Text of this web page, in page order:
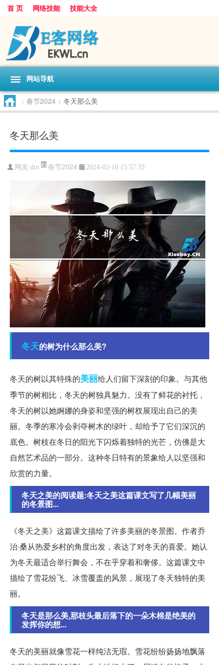
首 页 网络技能 技能大全
网站导航
> 春节2024 > 冬天那么美
冬天那么美
网友:dtn 春节2024 2024-02-10 15:57:33
冬天的树为什么那么美?
冬天的树以其特殊的美丽给人们留下深刻的印象。与其他
季节的树相比，冬天的树独具魅力。没有了鲜花的衬托，
冬天的树以她婀娜的身姿和坚强的树杈展现出自己的美
丽。冬季的寒冷会剥夺树木的绿叶，却给予了它们深沉的
底色。树枝在冬日的阳光下闪烁着独特的光芒，仿佛是大
自然艺术品的一部分。这种冬日特有的景象给人以坚强和
欣赏的力量。
冬天之美的阅读题:冬天之美这篇课文写了几幅美丽
的冬景图...
《冬天之美》这篇课文描绘了许多美丽的冬景图。作者乔
治·桑从热爱乡村的角度出发，表达了对冬天的喜爱。她认
为冬天最适合举行舞会，不在乎穿着和奢侈。这篇课文中
描绘了雪花纷飞、冰雪覆盖的风景，展现了冬天独特的美
丽。
冬天是那么美,那枝头最后落下的一朵木棉是绝美的
发挥你的想...
冬天的美丽就像雪花一样纯洁无瑕。雪花纷纷扬扬地飘落